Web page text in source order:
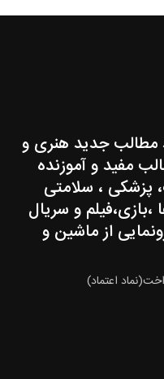
مطالب جدید هنری و
مفید و آموزنده
پزشکی ، سلامتی
و سریال
از ماشین و
اعتماد)